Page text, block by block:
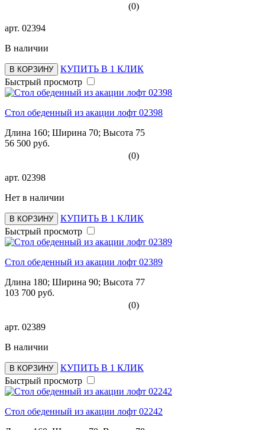
(0)
арт. 02394
В наличии
В КОРЗИНУ
КУПИТЬ В 1 КЛИК
Быстрый просмотр
Стол обеденный из акации лофт 02398
Длина 160; Ширина 70; Высота 75
56 500 руб.
(0)
арт. 02398
Нет в наличии
В КОРЗИНУ
КУПИТЬ В 1 КЛИК
Быстрый просмотр
Стол обеденный из акации лофт 02389
Длина 180; Ширина 90; Высота 77
103 700 руб.
(0)
арт. 02389
В наличии
В КОРЗИНУ
КУПИТЬ В 1 КЛИК
Быстрый просмотр
Стол обеденный из акации лофт 02242